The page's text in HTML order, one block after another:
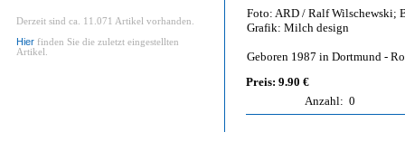
Derzeit sind ca. 11.071 Artikel vorhanden.
Hier finden Sie die zuletzt eingestellten
Artikel.
Foto: ARD / Ralf Wilschewski;
Grafik: Milch design
Geboren 1987 in Dortmund -
Preis: 9.90 €
Anzahl: 0